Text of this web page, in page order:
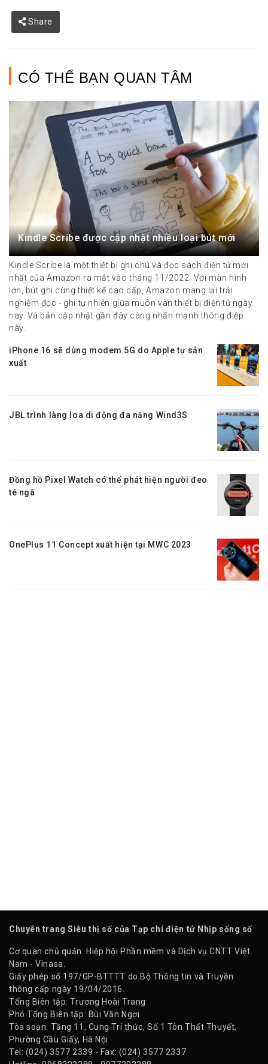
Share
CÓ THỂ BẠN QUAN TÂM
Kindle Scribe được cập nhật nhiều loại bút mới
Kindle Scribe là một thiết bị ghi chú và đọc sách điện tử mới
nhất của Amazon ra mắt vào tháng 11/2022. Với màn hình
lớn, bút ghi cùng thiết kế cao cấp, Amazon mang lại trải
nghiệm đọc - ghi tự nhiên giữa muôn vàn thiết bị điện tử ngày
nay. Và bản cập nhật gần đây càng nhấn mạnh thông điệp
này.
iPhone 16 sẽ dùng modem 5G do Apple tự sản
xuất
JBL trình làng loa di động đa năng Wind3S
Đồng hồ Pixel Watch có thể phát hiện người đeo
té ngã
OnePlus 11 Concept xuất hiện tại MWC 2023
Chuyên trang Siêu thị số của Tạp chí điện tử Nhịp sống số
Cơ quan chủ quản: Hiệp hội Phần mềm và Dịch vụ CNTT Việt
Nam - Vinasa.
Giấy phép số 197/GP-BTTTT do Bộ Thông tin và Truyền
thông cấp ngày 19/04/2016.
Tổng Biên tập: Trương Hoài Trang
Phó Tổng Biên tập: Bùi Văn Ngợi
Tòa soạn: Tầng 11, Cung Trí thức, Số 1 Tôn Thất Thuyết,
Phường Cầu Giấy, Hà Nội
Tel: (024) 3577 2339 - Fax: (024) 3577 2337